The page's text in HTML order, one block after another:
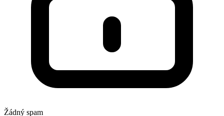
Žádný spam